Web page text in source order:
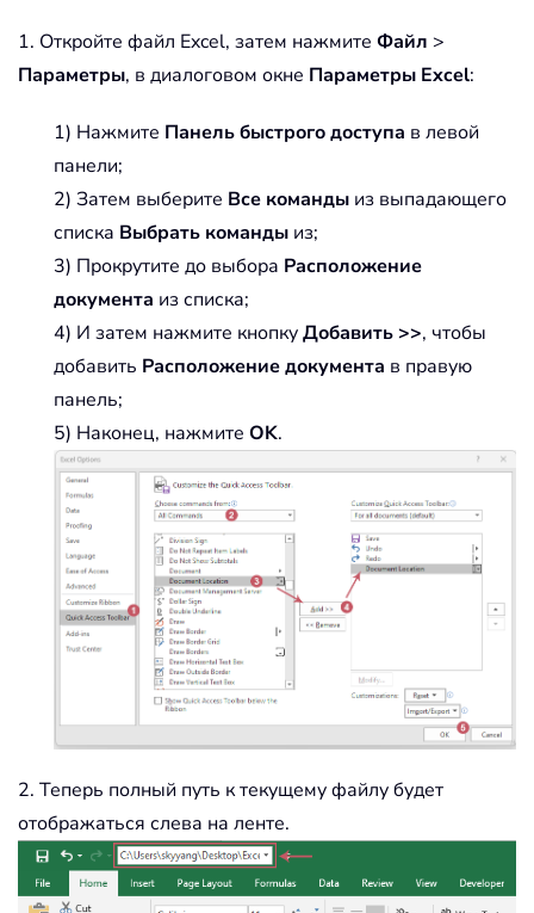
1. Откройте файл Excel, затем нажмите Файл >
Параметры, в диалоговом окне Параметры Excel:
1) Нажмите Панель быстрого доступа в левой
панели;
2) Затем выберите Все команды из выпадающего
списка Выбрать команды из;
3) Прокрутите до выбора Расположение
документа из списка;
4) И затем нажмите кнопкуДобавить >>, чтобы
добавить Расположение документа в правую
панель;
5) Наконец, нажмите OK.
2. Теперь полный путь к текущему файлу будет
отображаться слева на ленте.